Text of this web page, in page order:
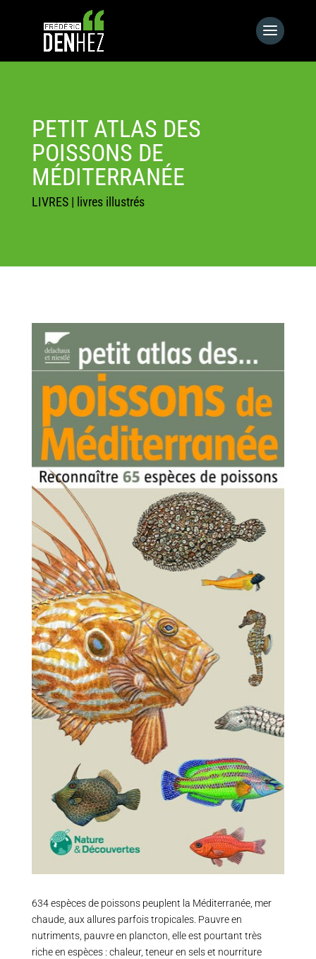
PETIT ATLAS DES
POISSONS DE
MÉDITERRANÉE
LIVRES| livres illustrés
634 espèces de poissons peuplent la Méditerranée, mer
chaude, aux allures parfois tropicales. Pauvre en
nutriments, pauvre en plancton, elle est pourtant très
riche en espèces : chaleur, teneur en sels et nourriture